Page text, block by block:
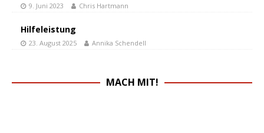
9. Juni 2023 Chris Hartmann
Hilfeleistung
23. August 2025 Annika Schendell
MACH MIT!